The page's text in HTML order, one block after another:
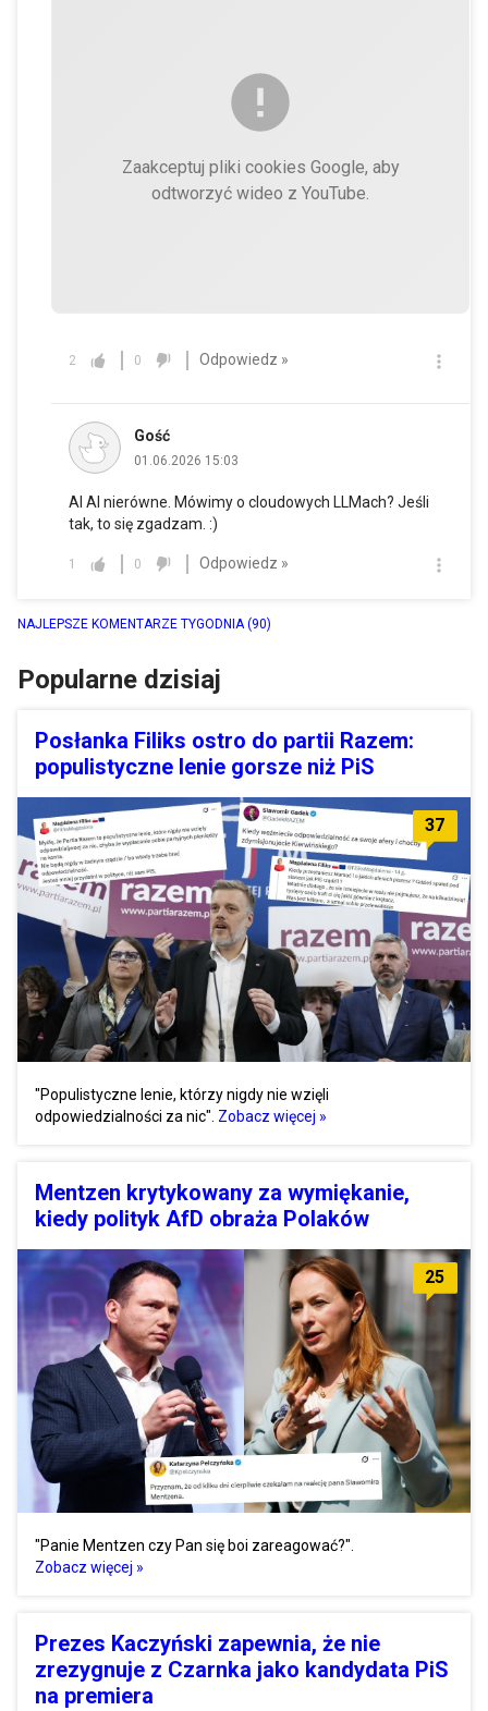
Zaakceptuj pliki cookies Google, aby
odtworzyć wideo z YouTube.
2 0 Odpowiedz »
Gość
01.06.2026 15:03
AI AI nierówne. Mówimy o cloudowych LLMach? Jeśli
tak, to się zgadzam. :)
1 0 Odpowiedz »
NAJLEPSZE KOMENTARZE TYGODNIA(90)
Popularne dzisiaj
Posłanka Filiks ostro do partii Razem:
populistyczne lenie gorsze niż PiS
37
"Populistyczne lenie, którzy nigdy nie wzięli
odpowiedzialności za nic". Zobacz więcej »
Mentzen krytykowany za wymiękanie,
kiedy polityk AfD obraża Polaków
25
"Panie Mentzen czy Pan się boi zareagować?".
Zobacz więcej »
Prezes Kaczyński zapewnia, że nie
zrezygnuje z Czarnka jako kandydata PiS
na premiera